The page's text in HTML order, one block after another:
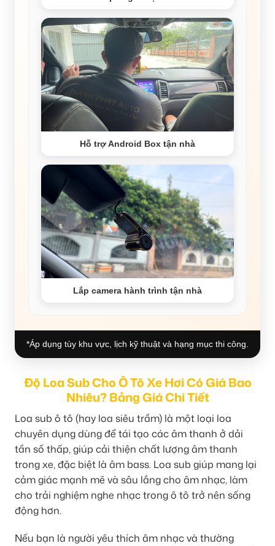
Hỗ trợ Android Box tận nhà
Lắp camera hành trình tận nhà
*Áp dụng tùy khu vực, lịch kỹ thuật và hạng mục thi công.
Độ Loa Sub Cho Ô Tô Xe Hơi Có Giá Bao
Nhiêu? Bảng Giá Chi Tiết
Loa sub ô tô (hay loa siêu trầm) là một loại loa
chuyên dụng dùng để tái tạo các âm thanh ở dải
tần số thấp, giúp cải thiện chất lượng âm thanh
trong xe, đặc biệt là âm bass. Loa sub giúp mang lại
cảm giác mạnh mẽ và sâu lắng cho âm nhạc, làm
cho trải nghiệm nghe nhạc trong ô tô trở nên sống
động hơn.
Nếu bạn là người yêu thích âm nhạc và thường